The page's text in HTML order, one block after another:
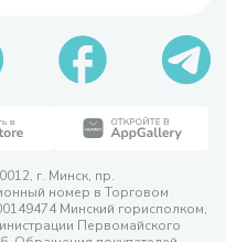
г. Минск, пр.
номер в Торговом
Минский горисполком,
Первомайского